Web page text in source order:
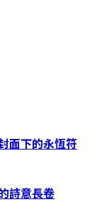
面下的永恆符
詩意長卷